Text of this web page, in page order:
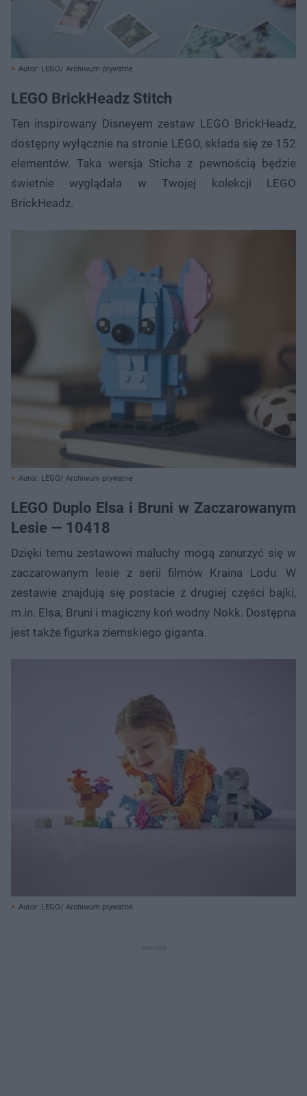
Autor: LEGO/ Archiwum prywatne
LEGO BrickHeadz Stitch
Ten inspirowany Disneyem zestaw LEGO BrickHeadz,
dostępny wyłącznie na stronie LEGO, składa się ze 152
elementów. Taka wersja Sticha z pewnością będzie
świetnie wyglądała w Twojej kolekcji LEGO
BrickHeadz.
Autor: LEGO/ Archiwum prywatne
LEGO Duplo Elsa i Bruni w Zaczarowanym
Lesie — 10418
Dzięki temu zestawowi maluchy mogą zanurzyć się w
zaczarowanym lesie z serii filmów Kraina Lodu. W
zestawie znajdują się postacie z drugiej części bajki,
m.in. Elsa, Bruni i magiczny koń wodny Nokk. Dostępna
jest także figurka ziemskiego giganta.
Autor: LEGO/ Archiwum prywatne